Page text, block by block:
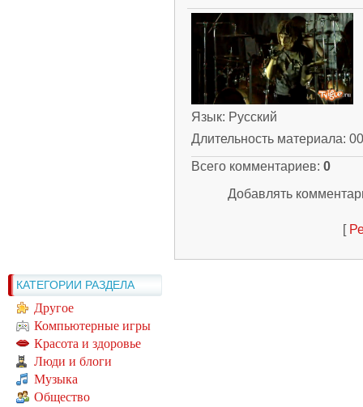
КАТЕГОРИИ РАЗДЕЛА
Другое
Компьютерные игры
Красота и здоровье
Люди и блоги
Музыка
Общество
Язык: Русский
Длительность материала:
Всего комментариев: 0
Добавлять
[